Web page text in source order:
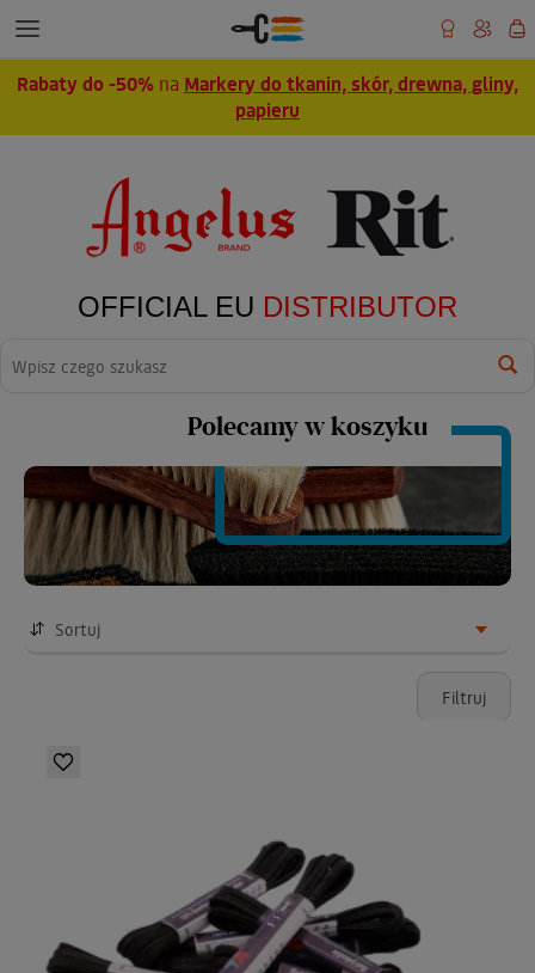
Rabaty do -50% na Markery do tkanin, skór, drewna, gliny,
papieru
OFFICIAL EU DISTRIBUTOR
Polecamy w koszyku
Sortuj
Filtruj